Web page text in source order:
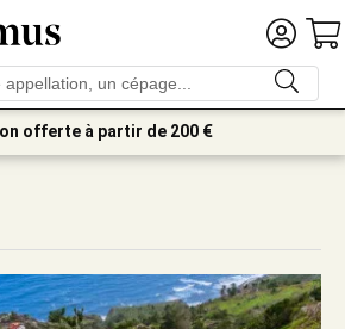
offerte à partir de 200 €